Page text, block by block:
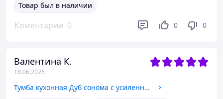
Товар был в наличии
Коментарии 0 0 0
Валентина К.
18.06.2026
Тумба кухонная Дуб сонома с усиленной мойкой 80x50 (0,8мм) правая чаша, смеситель гибкий, сифон